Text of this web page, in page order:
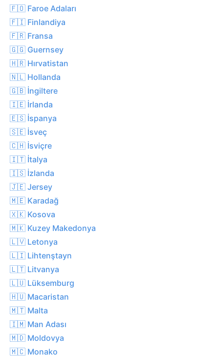
🇫🇴 Faroe Adaları
🇫🇮 Finlandiya
🇫🇷 Fransa
🇬🇬 Guernsey
🇭🇷 Hırvatistan
🇳🇱 Hollanda
🇬🇧 İngiltere
🇮🇪 İrlanda
🇪🇸 İspanya
🇸🇪 İsveç
🇨🇭 İsviçre
🇮🇹 İtalya
🇮🇸 İzlanda
🇯🇪 Jersey
🇲🇪 Karadağ
🇽🇰 Kosova
🇲🇰 Kuzey Makedonya
🇱🇻 Letonya
🇱🇮 Lihtenştayn
🇱🇹 Litvanya
🇱🇺 Lüksemburg
🇭🇺 Macaristan
🇲🇹 Malta
🇮🇲 Man Adası
🇲🇩 Moldovya
🇲🇨 Monako